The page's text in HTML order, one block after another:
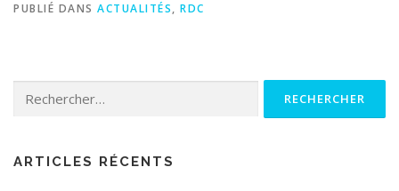
PUBLIÉ DANS ACTUALITÉS, RDC
ARTICLES RÉCENTS